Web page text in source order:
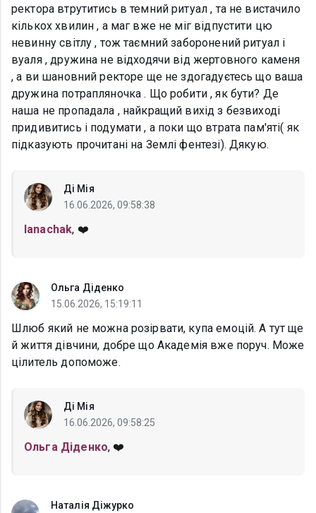
ректора втрутитись в темний ритуал , та не вистачило
кількох хвилин , а маг вже не міг відпустити цю
невинну світлу , тож таємний заборонений ритуал і
вуаля , дружина не відходячи від жертовного каменя
, а ви шановний ректоре ще не здогадуєтесь що ваша
дружина потрапляночка . Що робити , як бути? Де
наша не пропадала , найкращий вихід з безвиході
придивитись і подумати , а поки що втрата пам'яті( як
підказують прочитані на Землі фентезі). Дякую.
Ді Мія
16.06.2026, 09:58:38
lanachak, ❤️
Ольга Діденко
15.06.2026, 15:19:11
Шлюб який не можна розірвати, купа емоцій. А тут ще
й життя дівчини, добре що Академія вже поруч. Може
цілитель допоможе.
Ді Мія
16.06.2026, 09:58:25
Ольга Діденко, ❤️
Наталія Діжурко